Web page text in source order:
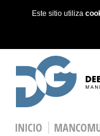
Este sitio utiliza
INICIO